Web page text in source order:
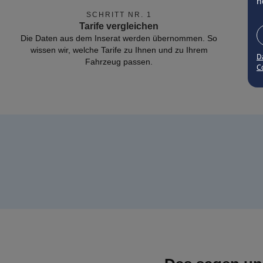
SCHRITT NR. 1
Tarife vergleichen
Die Daten aus dem Inserat werden übernommen. So
wissen wir, welche Tarife zu Ihnen und zu Ihrem
Fahrzeug passen.